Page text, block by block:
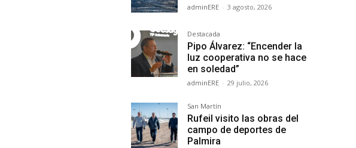
adminERE - 3 agosto, 2026
Destacada
Pipo Álvarez: “Encender la
luz cooperativa no se hace
en soledad”
adminERE - 29 julio, 2026
San Martín
Rufeil visito las obras del
campo de deportes de
Palmira